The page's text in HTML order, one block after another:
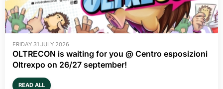
FRIDAY 31 JULY 2026
OLTRECON is waiting for you @ Centro esposizioni
Oltrexpo on 26/27 september!
READ ALL